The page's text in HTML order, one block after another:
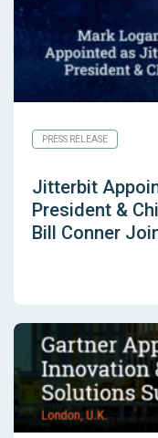
PRESS RELEASE
Jitterbit
President &
Bill Conner